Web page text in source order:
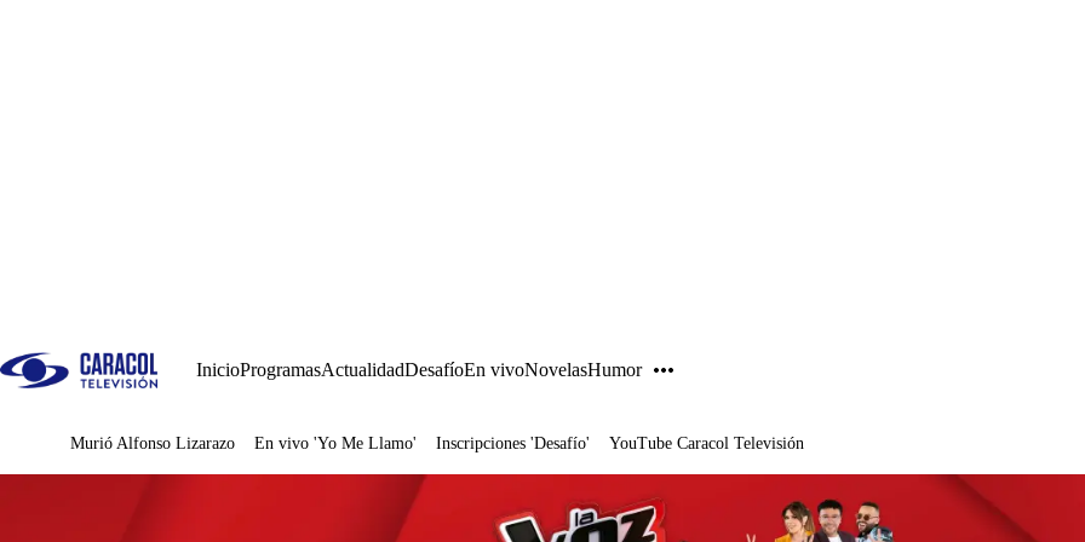
InicioProgramasActualidadDesafíoEn vivoNovelasHumor
Juegos
Murió Alfonso Lizarazo En vivo 'Yo Me Llamo' Inscripciones 'Desafío' YouTube Caracol Televisión